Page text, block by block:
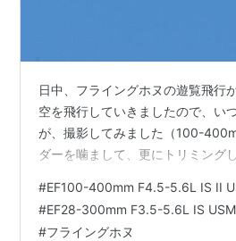
日中、フライングホヌの遊覧飛行
空を飛行していきましたので、い
が、撮影してみました（100-
ダーを噛まして、更にトリミング
#EF100-400mm F4.5-5.6L IS II
#EF28-300mm F3.5-5.6L IS USM
#フライングホヌ